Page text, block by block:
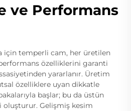
ve Performans
için temperli cam, her üretilen
özelliklerini garanti
yararlanır. Üretim
özelliklere uyan dikkatle
başlar; bu da üstün
Gelişmiş kesim